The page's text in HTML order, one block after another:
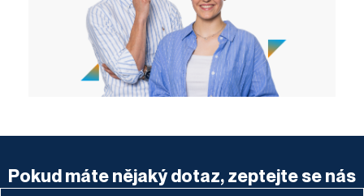
Pokud máte nějaký dotaz, zeptejte se nás